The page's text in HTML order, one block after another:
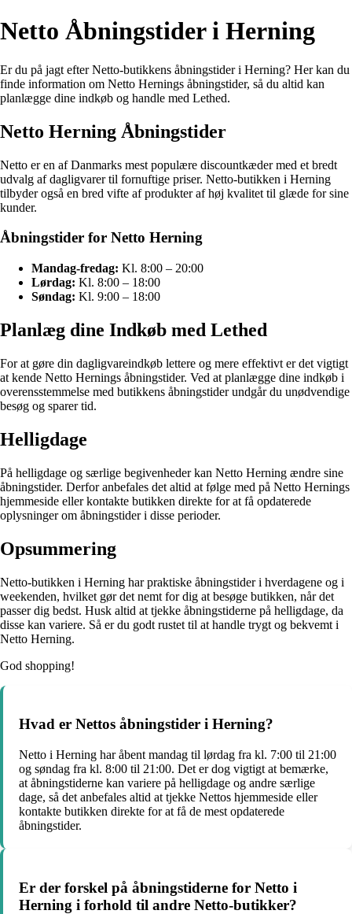
Netto Åbningstider i Herning
Er du på jagt efter Netto-butikkens åbningstider i Herning? Her kan du
finde information om Netto Hernings åbningstider, så du altid kan
planlægge dine indkøb og handle med Lethed.
Netto Herning Åbningstider
Netto er en af Danmarks mest populære discountkæder med et bredt
udvalg af dagligvarer til fornuftige priser. Netto-butikken i Herning
tilbyder også en bred vifte af produkter af høj kvalitet til glæde for sine
kunder.
Åbningstider for Netto Herning
Mandag-fredag: Kl. 8:00 – 20:00
Lørdag: Kl. 8:00 – 18:00
Søndag: Kl. 9:00 – 18:00
Planlæg dine Indkøb med Lethed
For at gøre din dagligvareindkøb lettere og mere effektivt er det vigtigt
at kende Netto Hernings åbningstider. Ved at planlægge dine indkøb i
overensstemmelse med butikkens åbningstider undgår du unødvendige
besøg og sparer tid.
Helligdage
På helligdage og særlige begivenheder kan Netto Herning ændre sine
åbningstider. Derfor anbefales det altid at følge med på Netto Hernings
hjemmeside eller kontakte butikken direkte for at få opdaterede
oplysninger om åbningstider i disse perioder.
Opsummering
Netto-butikken i Herning har praktiske åbningstider i hverdagene og i
weekenden, hvilket gør det nemt for dig at besøge butikken, når det
passer dig bedst. Husk altid at tjekke åbningstiderne på helligdage, da
disse kan variere. Så er du godt rustet til at handle trygt og bekvemt i
Netto Herning.
God shopping!
Hvad er Nettos åbningstider i Herning?
Netto i Herning har åbent mandag til lørdag fra kl. 7:00 til 21:00
og søndag fra kl. 8:00 til 21:00. Det er dog vigtigt at bemærke,
at åbningstiderne kan variere på helligdage og andre særlige
dage, så det anbefales altid at tjekke Nettos hjemmeside eller
kontakte butikken direkte for at få de mest opdaterede
åbningstider.
Er der forskel på åbningstiderne for Netto i
Herning i forhold til andre Netto-butikker?